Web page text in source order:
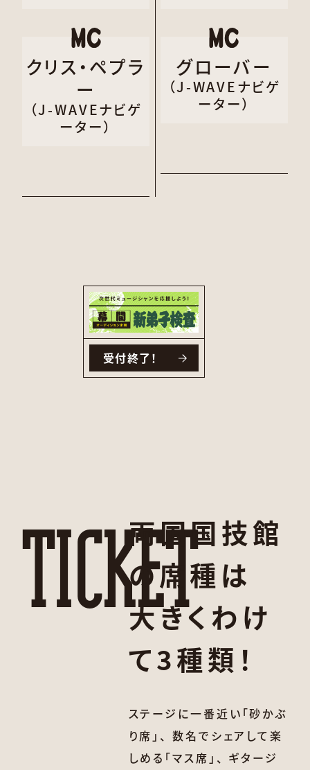
クリス・ペプラ
ー
（J-WAVEナビゲ
ーター）
グローバー
（J-WAVEナビゲ
ーター）
受付終了！
TICKET両国国技館
の席種は
大きくわけ
て3種類！
ステージに一番近い「砂かぶ
り席」、 数名でシェアして楽
しめる「マス席」、 ギタージ